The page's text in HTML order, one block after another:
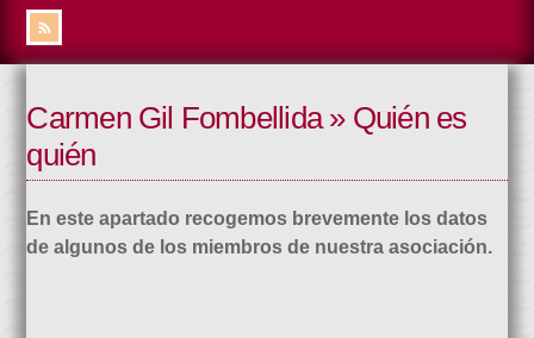
Carmen Gil Fombellida » Quién es
quién
En este apartado recogemos brevemente los datos
de algunos de los miembros de nuestra asociación.